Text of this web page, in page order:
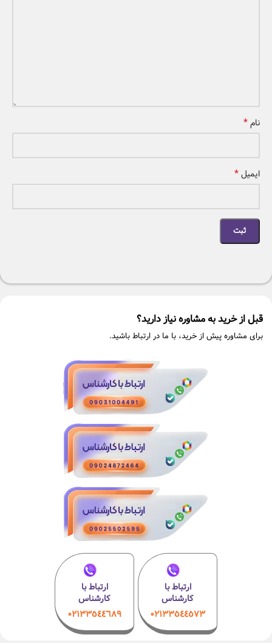
نام*
ایمیل*
قبل از خرید به مشاوره نیاز دارید؟
برای مشاوره پیش از خرید، با ما در ارتباط باشید.
ارتباط با
کارشناس
۰٢١٣٣٥٤٤٥٧٣
ارتباط با
کارشناس
۰۲۱٣٣٥٤٤٦٨٩